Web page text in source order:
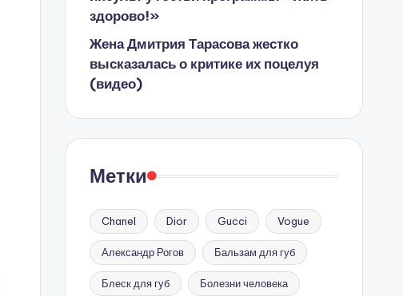
здорово!»
Жена Дмитрия Тарасова жестко
высказалась о критике их поцелуя
(видео)
Метки
Chanel Dior Gucci Vogue
Александр Рогов Бальзам для губ
Блеск для губ Болезни человека